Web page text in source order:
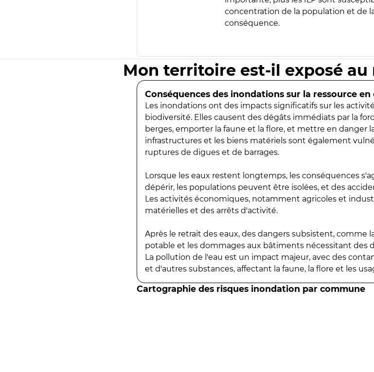
concentration de la population et de
conséquence.
Mon territoire est-il exposé
Conséquences des inondations sur la ressource en
Les inondations ont des impacts significatifs sur les
biodiversité. Elles causent des dégâts immédiats par la
berges, emporter la faune et la flore, et mettre en danger
infrastructures et les biens matériels sont également
ruptures de digues et de barrages.
Lorsque les eaux restent longtemps, les conséquences
dépérir, les populations peuvent être isolées, et des
Les activités économiques, notamment agricoles et
matérielles et des arrêts d'activité.
Après le retrait des eaux, des dangers subsistent, comme
potable et les dommages aux bâtiments nécessitant des
La pollution de l'eau est un impact majeur, avec des
et d'autres substances, affectant la faune, la flore et les
Cartographie des risques inondation par commune